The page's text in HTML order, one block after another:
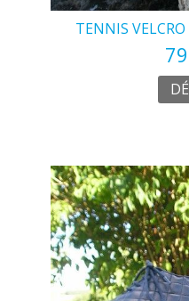
TENNIS VELCRO